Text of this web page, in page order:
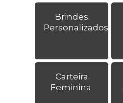
Brindes
Personalizados
Carteira
Feminina